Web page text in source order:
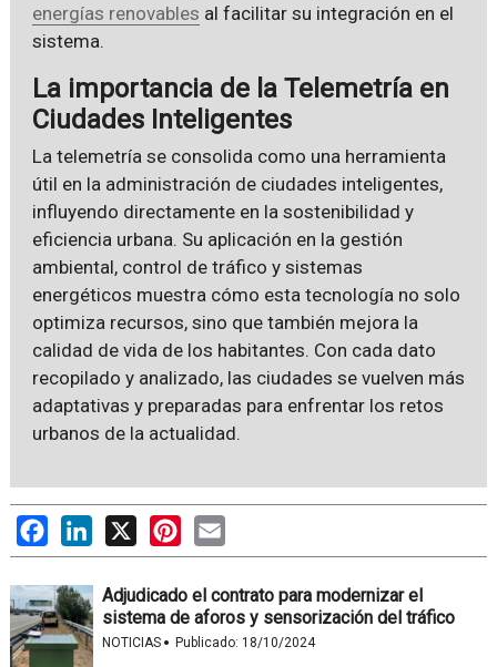
energías renovables al facilitar su integración en el
sistema.
La importancia de la Telemetría en
Ciudades Inteligentes
La telemetría se consolida como una herramienta
útil en la administración de ciudades inteligentes,
influyendo directamente en la sostenibilidad y
eficiencia urbana. Su aplicación en la gestión
ambiental, control de tráfico y sistemas
energéticos muestra cómo esta tecnología no solo
optimiza recursos, sino que también mejora la
calidad de vida de los habitantes. Con cada dato
recopilado y analizado, las ciudades se vuelven más
adaptativas y preparadas para enfrentar los retos
urbanos de la actualidad.
FacebookLinkedIn
X PinterestEmail
Adjudicado el contrato para modernizar el
sistema de aforos y sensorización del tráfico
NOTICIAS · Publicado: 18/10/2024